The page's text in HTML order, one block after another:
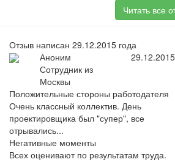
Читать все
Отзыв написан 29.12.2015 года
Аноним
Сотрудник из
Москвы
29.12.2015
Положительные стороны работодателя
Очень классный коллектив. День
проектировщика был "супер", все
отрывались...
Негативные моменты
Всех оценивают по результатам труда.